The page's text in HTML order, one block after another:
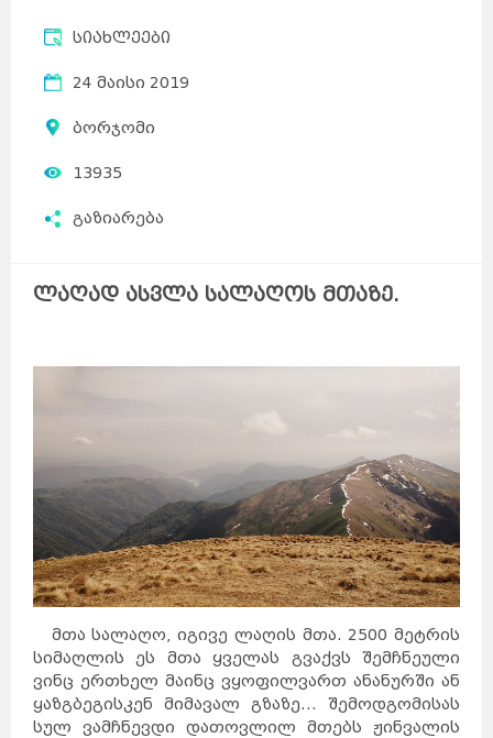
სიახლეები
24 მაისი 2019
ბორჯომი
13935
გაზიარება
ლაღად ასვლა სალაღოს მთაზე.
მთა სალაღო, იგივე ლაღის მთა. 2500 მეტრის
სიმაღლის ეს მთა ყველას გვაქვს შემჩნეული
ვინც ერთხელ მაინც ვყოფილვართ ანანურში ან
ყაზგბეგისკენ მიმავალ გზაზე... შემოდგომისას
სულ ვამჩნევდი დათოვლილ მთებს ჟინვალის